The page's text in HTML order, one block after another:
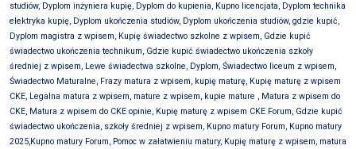
studiów, Dyplom inżyniera kupię, Dyplom do kupienia, Kupno licencjata, Dyplom technika
elektryka kupię, Dyplom ukończenia studiów, Dyplom ukończenia studiów, gdzie kupić,
Dyplom magistra z wpisem, Kupię świadectwo szkolne z wpisem, Gdzie kupić
świadectwo ukończenia technikum, Gdzie kupić świadectwo ukończenia szkoły
średniej z wpisem, Lewe świadectwa szkolne, Dyplom, Świadectwo liceum z wpisem,
Świadectwo Maturalne, Frazy matura z wpisem, kupię maturę, Kupię maturę z wpisem
CKE, Legalna matura z wpisem, mature z wpisem, kupie mature , Matura z wpisem do
CKE, Matura z wpisem do CKE opinie, Kupię maturę z wpisem CKE Forum, Gdzie kupić
świadectwo ukończenia, szkoły średniej z wpisem, Kupno matury Forum, Kupno matury
2025,Kupno matury Forum, Pomoc w załatwieniu matury, Kupię maturę z wpisem, matura